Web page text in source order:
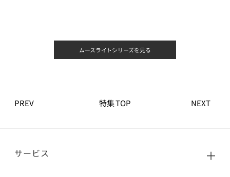
ムースライトシリーズを見る
特集 TOP
PREV NEXT
サービス